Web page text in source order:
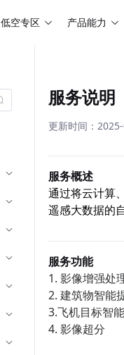
低空专区 产品能力
服务说明
更新时间：
服务概述
通过将云计算
遥感大数据的
服务功能
1. 影像增强
2. 建筑物智
3.飞机目标
4. 影像超分